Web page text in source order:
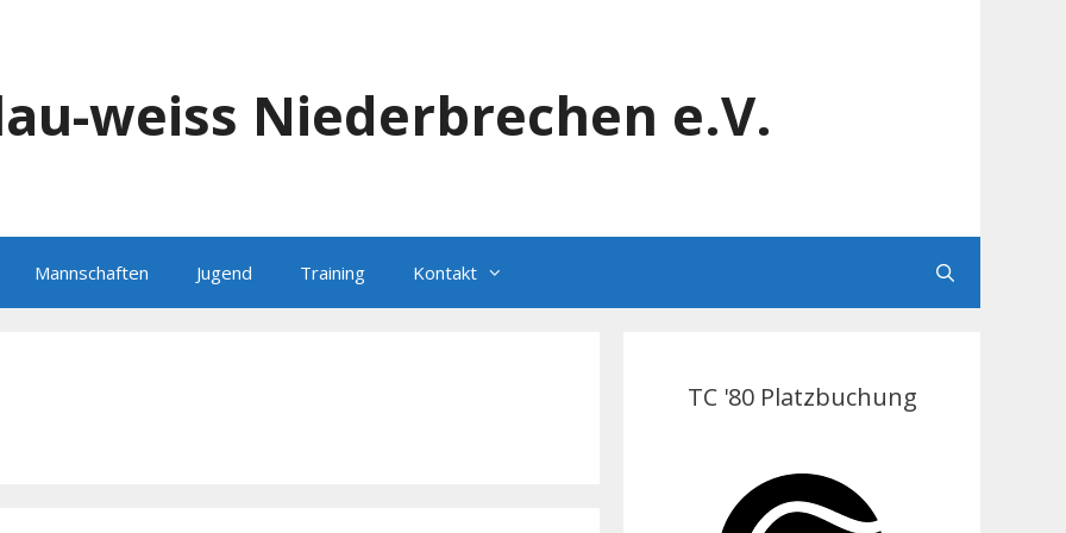
weiss Niederbrechen e.V.
Mannschaften Jugend Training Kontakt
TC '80 Platzbuchung